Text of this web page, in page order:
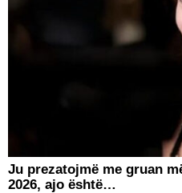
Ju prezatojmë me gruan
2026, ajo është…